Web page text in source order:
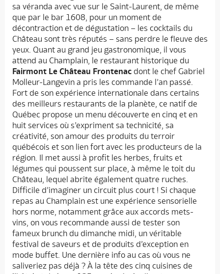
sa véranda avec vue sur le Saint-Laurent, de même
que par le bar 1608, pour un moment de
décontraction et de dégustation – les cocktails du
Château sont très réputés – sans perdre le fleuve des
yeux. Quant au grand jeu gastronomique, il vous
attend au Champlain, le restaurant historique du
Fairmont Le Château Frontenac dont le chef Gabriel
Molleur-Langevin a pris les commande l’an passé.
Fort de son expérience internationale dans certains
des meilleurs restaurants de la planète, ce natif de
Québec propose un menu découverte en cinq et en
huit services où s’expriment sa technicité, sa
créativité, son amour des produits du terroir
québécois et son lien fort avec les producteurs de la
région. Il met aussi à profit les herbes, fruits et
légumes qui poussent sur place, à même le toit du
Château, lequel abrite également quatre ruches.
Difficile d’imaginer un circuit plus court ! Si chaque
repas au Champlain est une expérience sensorielle
hors norme, notamment grâce aux accords mets-
vins, on vous recommande aussi de tester son
fameux brunch du dimanche midi, un véritable
festival de saveurs et de produits d’exception en
mode buffet. Une dernière info au cas où vous ne
saliveriez pas déjà ? À la tête des cinq cuisines de